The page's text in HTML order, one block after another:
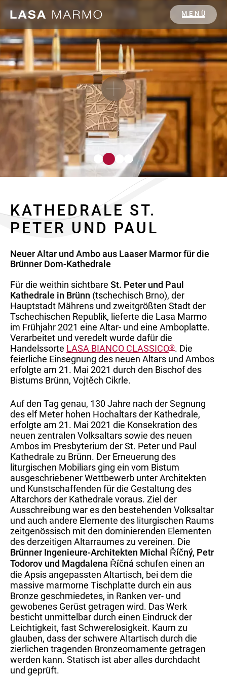
MENÜ
KATHEDRALE ST.
PETER UND PAUL
Neuer Altar und Ambo aus Laaser Marmor für die
Brünner Dom-Kathedrale
Für die weithin sichtbare St. Peter und Paul
Kathedrale in Brünn (tschechisch Brno), der
Hauptstadt Mährens und zweitgrößten Stadt der
Tschechischen Republik, lieferte die Lasa Marmo
im Frühjahr 2021 eine Altar- und eine Amboplatte.
Verarbeitet und veredelt wurde dafür die
Handelssorte LASA BIANCO CLASSICO®. Die
feierliche Einsegnung des neuen Altars und Ambos
erfolgte am 21. Mai 2021 durch den Bischof des
Bistums Brünn, Vojtěch Cikrle.
Auf den Tag genau, 130 Jahre nach der Segnung
des elf Meter hohen Hochaltars der Kathedrale,
erfolgte am 21. Mai 2021 die Konsekration des
neuen zentralen Volksaltars sowie des neuen
Ambos im Presbyterium der St. Peter und Paul
Kathedrale zu Brünn. Der Erneuerung des
liturgischen Mobiliars ging ein vom Bistum
ausgeschriebener Wettbewerb unter Architekten
und Kunstschaffenden für die Gestaltung des
Altarchors der Kathedrale voraus. Ziel der
Ausschreibung war es den bestehenden Volksaltar
und auch andere Elemente des liturgischen Raums
zeitgenössisch mit den dominierenden Elementen
des derzeitigen Altarraumes zu vereinen. Die
Brünner Ingenieure-Architekten Michal Říčný, Petr
Todorov und Magdalena Říčná schufen einen an
die Apsis angepassten Altartisch, bei dem die
massive marmorne Tischplatte durch ein aus
Bronze geschmiedetes, in Ranken ver- und
gewobenes Gerüst getragen wird. Das Werk
besticht unmittelbar durch einen Eindruck der
Leichtigkeit, fast Schwerelosigkeit. Kaum zu
glauben, dass der schwere Altartisch durch die
zierlichen tragenden Bronzeornamente getragen
werden kann. Statisch ist aber alles durchdacht
und geprüft.